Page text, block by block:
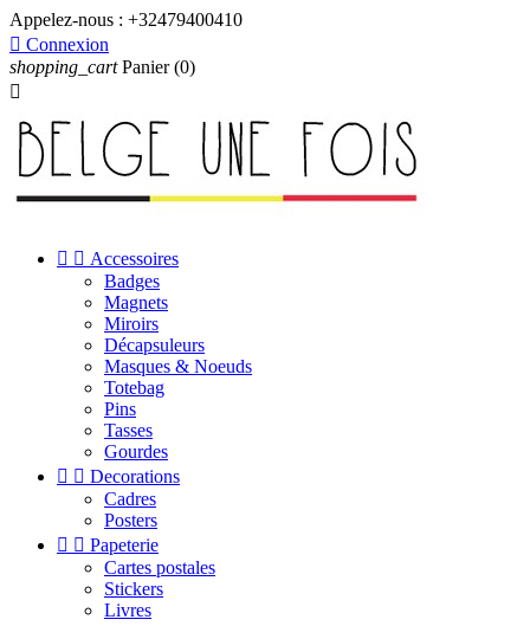
Appelez-nous : +32479400410
 Connexion
shopping_cart Panier (0)

  Accessoires
Badges
Magnets
Miroirs
Décapsuleurs
Masques & Noeuds
Totebag
Pins
Tasses
Gourdes
  Decorations
Cadres
Posters
  Papeterie
Cartes postales
Stickers
Livres